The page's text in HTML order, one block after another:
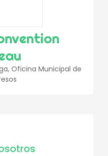
Oficina Municipal de